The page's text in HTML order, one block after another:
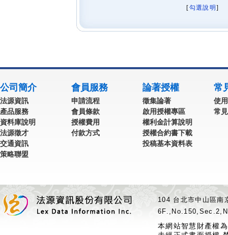
[勾選說明 ]
公司簡介
法源資訊
產品服務
資料庫說明
法源徵才
交通資訊
策略聯盟
會員服務
申請流程
會員條款
授權費用
付款方式
論著授權
徵集論著
啟用授權專區
權利金計算說明
授權合約書下載
投稿基本資料表
常
使
常
104 台北市中山區
本網站智慧財產權